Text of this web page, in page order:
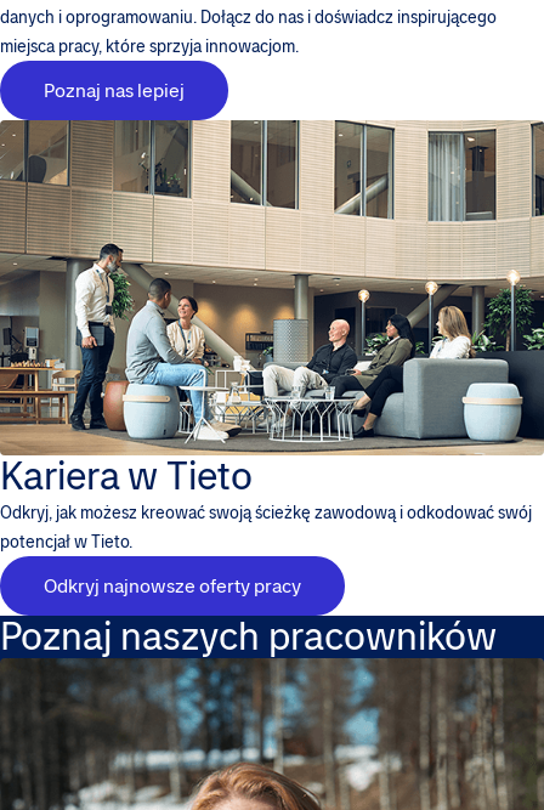
danych i oprogramowaniu. Dołącz do nas i doświadcz inspirującego
miejsca pracy, które sprzyja innowacjom.
Poznaj nas lepiej
Kariera w Tieto
Odkryj, jak możesz kreować swoją ścieżkę zawodową i odkodować swój
potencjał w Tieto.
Odkryj najnowsze oferty pracy
Poznaj naszych pracowników